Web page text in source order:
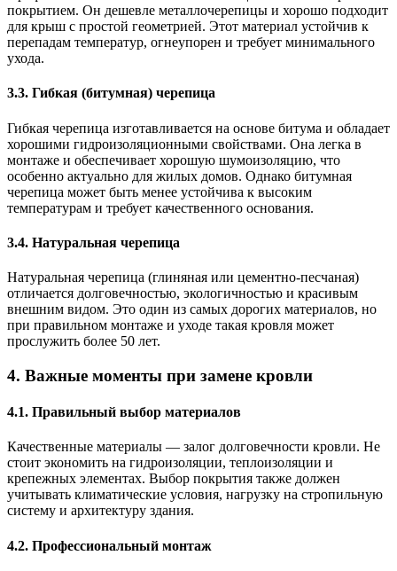
покрытием. Он дешевле металлочерепицы и хорошо подходит
для крыш с простой геометрией. Этот материал устойчив к
перепадам температур, огнеупорен и требует минимального
ухода.
3.3. Гибкая (битумная) черепица
Гибкая черепица изготавливается на основе битума и обладает
хорошими гидроизоляционными свойствами. Она легка в
монтаже и обеспечивает хорошую шумоизоляцию, что
особенно актуально для жилых домов. Однако битумная
черепица может быть менее устойчива к высоким
температурам и требует качественного основания.
3.4. Натуральная черепица
Натуральная черепица (глиняная или цементно-песчаная)
отличается долговечностью, экологичностью и красивым
внешним видом. Это один из самых дорогих материалов, но
при правильном монтаже и уходе такая кровля может
прослужить более 50 лет.
4. Важные моменты при замене кровли
4.1. Правильный выбор материалов
Качественные материалы — залог долговечности кровли. Не
стоит экономить на гидроизоляции, теплоизоляции и
крепежных элементах. Выбор покрытия также должен
учитывать климатические условия, нагрузку на стропильную
систему и архитектуру здания.
4.2. Профессиональный монтаж